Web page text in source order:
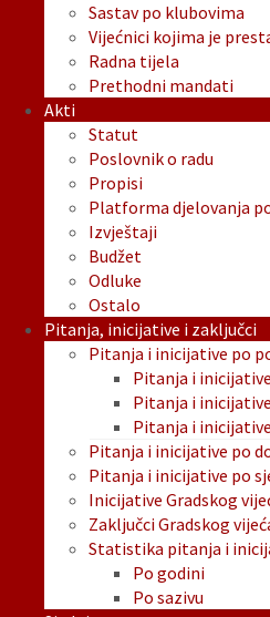
Sastav po klubovima
Vijećnici kojima je
Radna tijela
Prethodni mandati
Akti
Statut
Poslovnik o radu
Propisi
Platforma djelovanja
Izvještaji
Budžet
Odluke
Ostalo
Pitanja, inicijative i zaključci
Pitanja i inicijative po
Pitanja i
Pitanja i
Pitanja i
Pitanja i inicijative po
Pitanja i inicijative po
Inicijative Gradskog
Zaključci Gradskog
Statistika pitanja i
Po godini
Po sazivu